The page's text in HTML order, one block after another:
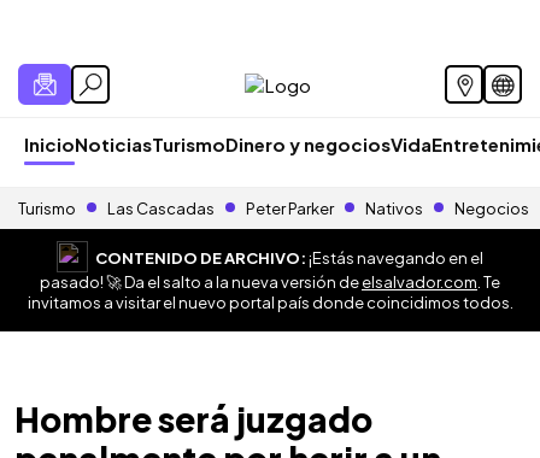
InicioNoticiasTurismoDinero y negociosVida
Turismo Las Cascadas Peter Parker Nativos Negocios
CONTENIDO DE ARCHIVO:¡Estás navegando en el
pasado! 🚀 Da el salto a la nueva versión deelsalvador.com . Te
invitamos a visitar el nuevo portal país donde coincidimos todos.
Hombre será juzgado